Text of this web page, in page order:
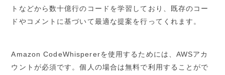
トなどから数十億行のコードを学習しており、既存のコー
ドやコメントに基づいて最適な提案を行ってくれます。
Amazon CodeWhispererを使用するためには、AWSアカ
ウントが必須です。個人の場合は無料で利用することがで